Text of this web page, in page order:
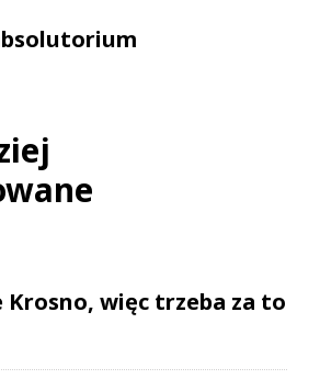
Krosno, więc trzeba za to